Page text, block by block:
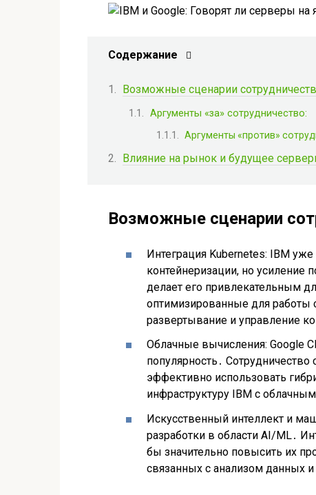
Содержание
Возможные сценарии
Аргументы «за» сотрудничество:
Аргументы «против»
Влияние на рынок и будущее
Возможные сценарии
Интеграция Kubernetes: IBM
контейнеризации, но усиление
делает его привлекательным
оптимизированные для работы
развертывание и управление
Облачные вычисления: Google
популярность․
эффективно использовать
инфраструктуру IBM с
Искусственный интеллект и
разработки в области AI/ML․
бы значительно повысить их
связанных с анализом данных